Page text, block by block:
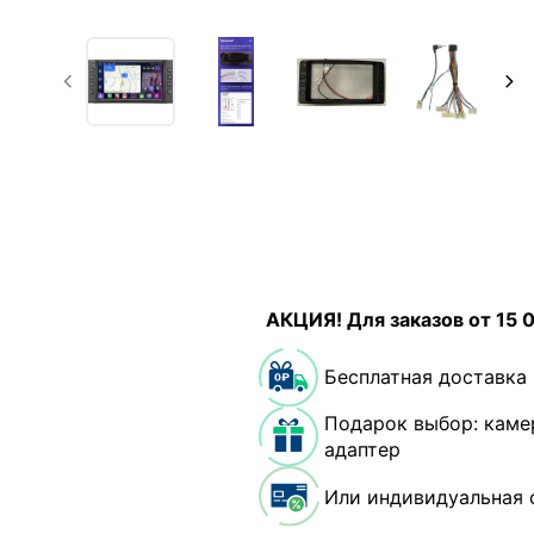
АКЦИЯ! Для заказов от 15
Бесплатная доставка
Подарок выбор:
адаптер
Или индивидуальная